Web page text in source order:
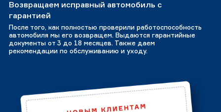
Возвращаем исправный автомобиль с
гарантией
После того, как полностью проверили работоспособность
автомобиля мы его возвращем. Выдаются гарантийные
документы от 3 до 18 месяцев. Также даем
рекомендации по обслуживанию и уходу.